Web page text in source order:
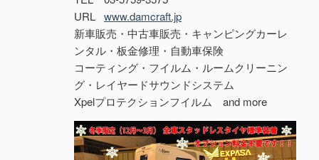
URL www.damcraft.jp
新車販売・中古車販売・キャンピングカーレ
ンタル・板金修理・自動車保険
コーティング・フイルム・ルームクリーニン
グ・レイヤードサウンドシステム
Xpelプロテクションフイルム and more